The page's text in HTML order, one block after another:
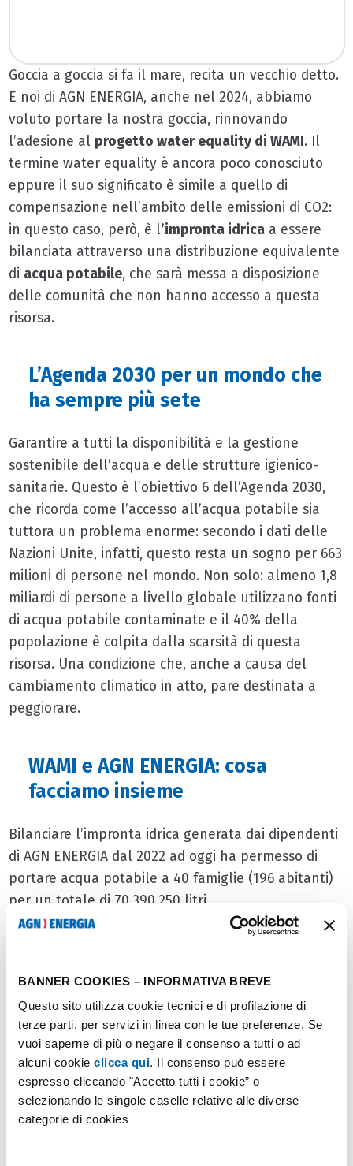
BANNER COOKIES – INFORMATIVA BREVE
Questo sito utilizza cookie tecnici e di profilazione di
terze parti, per servizi in linea con le tue preferenze. Se
vuoi saperne di più o negare il consenso a tutti o ad
alcuni cookie clicca qui. Il consenso può essere
espresso cliccando "Accetto tutti i cookie” o
selezionando le singole caselle relative alle diverse
categorie di cookies
Goccia a goccia si fa il mare, recita un vecchio detto.
E noi di AGN ENERGIA, anche nel 2024, abbiamo
voluto portare la nostra goccia, rinnovando
l’adesione al progetto water equality di WAMI. Il
termine water equality è ancora poco conosciuto
eppure il suo significato è simile a quello di
compensazione nell’ambito delle emissioni di CO2:
in questo caso, però, è l’impronta idricaa essere
bilanciata attraverso una distribuzione equivalente
di acqua potabile, che sarà messa a disposizione
delle comunità che non hanno accesso a questa
risorsa.
L’Agenda 2030 per un mondo che
ha sempre più sete
Garantire a tutti la disponibilità e la gestione
sostenibile dell’acqua e delle strutture igienico-
sanitarie. Questo è l’obiettivo 6 dell’Agenda 2030,
che ricorda come l’accesso all’acqua potabile sia
tuttora un problema enorme: secondo i dati delle
Nazioni Unite, infatti, questo resta un sogno per 663
milioni di persone nel mondo. Non solo: almeno 1,8
miliardi di persone a livello globale utilizzano fonti
di acqua potabile contaminate e il 40% della
popolazione è colpita dalla scarsità di questa
risorsa. Una condizione che, anche a causa del
cambiamento climatico in atto, pare destinata a
peggiorare.
WAMI e AGN ENERGIA: cosa
facciamo insieme
Bilanciare l’impronta idrica generata dai dipendenti
di AGN ENERGIA dal 2022 ad oggi ha permesso di
portare acqua potabile a 40 famiglie (196 abitanti)
per un totale di 70.390.250 litri.
supportati da AGN ENERGIA. Il più recente si è
concentrato in Sri Lanka, nel Distretto Sud di
Broadoak, dove l’86% delle famiglie non ha accesso
all’acqua potabile. Nel 2024, con il contributo di
WAMI, è stato costruito un sistema a gravità per
distribuire acqua potabile in comunità che prima si
rifornivano tramite precarie condotte o tubature